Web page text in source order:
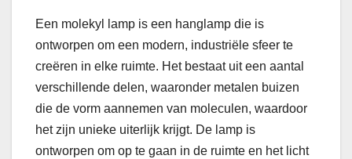
Een molekyl lamp is een hanglamp die is
ontworpen om een modern, industriële sfeer te
creëren in elke ruimte. Het bestaat uit een aantal
verschillende delen, waaronder metalen buizen
die de vorm aannemen van moleculen, waardoor
het zijn unieke uiterlijk krijgt. De lamp is
ontworpen om op te gaan in de ruimte en het licht